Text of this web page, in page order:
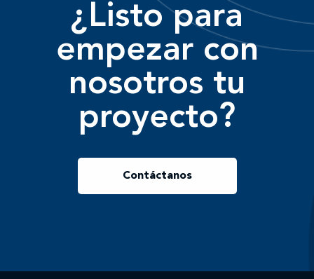
¿Listo para
empezar con
nosotros tu
proyecto?
Contáctanos